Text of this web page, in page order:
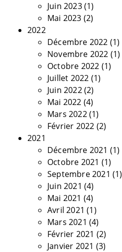
Juin 2023(1)
Mai 2023 (2)
2022
Décembre 2022 (1)
Novembre 2022 (1)
Octobre 2022 (1)
Juillet 2022 (1)
Juin 2022(2)
Mai 2022 (4)
Mars 2022(1)
Février 2022 (2)
2021
Décembre 2021 (1)
Octobre 2021 (1)
Septembre 2021 (1)
Juin 2021 (4)
Mai 2021 (4)
Avril 2021 (1)
Mars 2021 (4)
Février 2021 (2)
Janvier 2021 (3)